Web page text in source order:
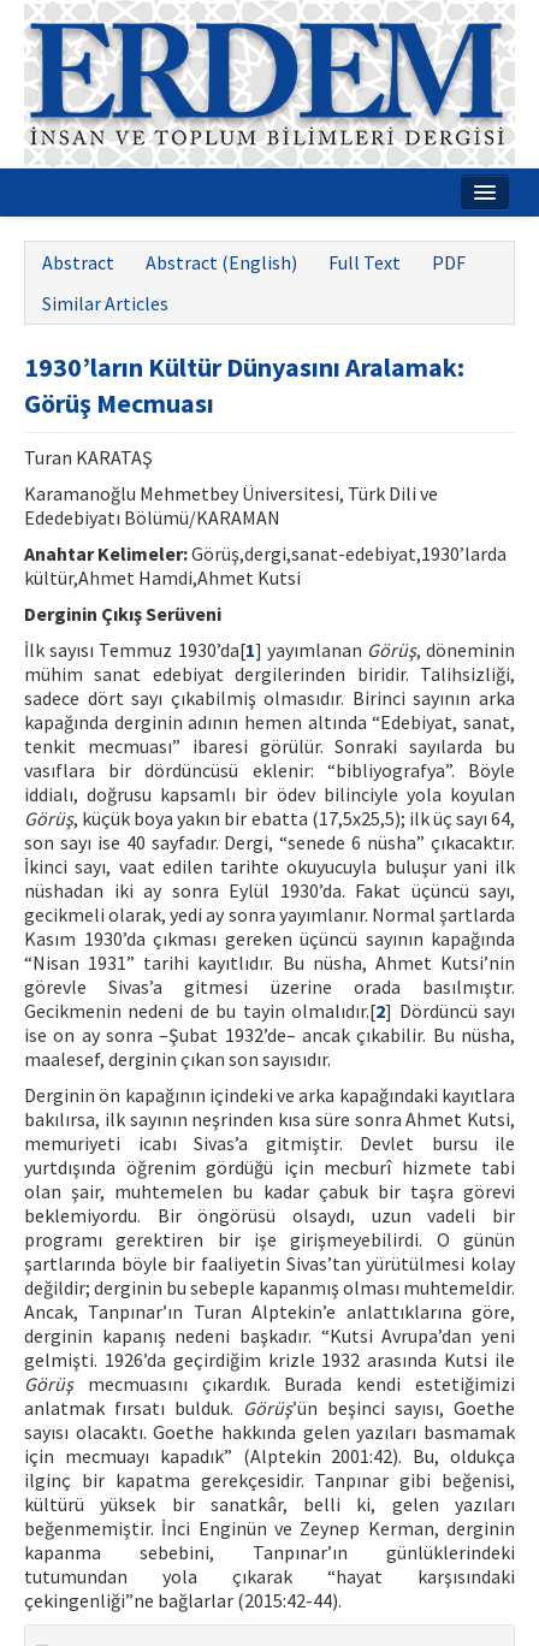
Journal Boards
Guides
Publication Policies
Writing Rules
Contact Us
ISSN: 1010-867X · e-ISSN: 2667-8713
Abstract Abstract (English) Full Text
PDF
Similar Articles
1930’ların Kültür Dünyasını Aralamak:
Görüş Mecmuası
Turan KARATAŞ
Karamanoğlu Mehmetbey Üniversitesi, Türk Dili ve
Ededebiyatı Bölümü/KARAMAN
Anahtar Kelimeler:Görüş,dergi,sanat-edebiyat,1930’larda
kültür,Ahmet Hamdi,Ahmet Kutsi
Derginin Çıkış Serüveni
İlk sayısı Temmuz 1930’da[1] yayımlanan Görüş, döneminin
mühim sanat edebiyat dergilerinden biridir. Talihsizliği,
sadece dört sayı çıkabilmiş olmasıdır. Birinci sayının arka
kapağında derginin adının hemen altında “Edebiyat, sanat,
tenkit mecmuası” ibaresi görülür. Sonraki sayılarda bu
vasıflara bir dördüncüsü eklenir: “bibliyografya”. Böyle
iddialı, doğrusu kapsamlı bir ödev bilinciyle yola koyulan
Görüş, küçük boya yakın bir ebatta (17,5x25,5); ilk üç sayı 64,
son sayı ise 40 sayfadır. Dergi, “senede 6 nüsha” çıkacaktır.
İkinci sayı, vaat edilen tarihte okuyucuyla buluşur yani ilk
nüshadan iki ay sonra Eylül 1930’da. Fakat üçüncü sayı,
gecikmeli olarak, yedi ay sonra yayımlanır. Normal şartlarda
Kasım 1930’da çıkması gereken üçüncü sayının kapağında
“Nisan 1931” tarihi kayıtlıdır. Bu nüsha, Ahmet Kutsi’nin
görevle Sivas’a gitmesi üzerine orada basılmıştır.
Gecikmenin nedeni de bu tayin olmalıdır.[2] Dördüncü sayı
ise on ay sonra –Şubat 1932’de– ancak çıkabilir. Bu nüsha,
maalesef, derginin çıkan son sayısıdır.
Derginin ön kapağının içindeki ve arka kapağındaki kayıtlara
bakılırsa, ilk sayının neşrinden kısa süre sonra Ahmet Kutsi,
memuriyeti icabı Sivas’a gitmiştir. Devlet bursu ile
yurtdışında öğrenim gördüğü için mecburî hizmete tabi
olan şair, muhtemelen bu kadar çabuk bir taşra görevi
beklemiyordu. Bir öngörüsü olsaydı, uzun vadeli bir
programı gerektiren bir işe girişmeyebilirdi. O günün
şartlarında böyle bir faaliyetin Sivas’tan yürütülmesi kolay
değildir; derginin bu sebeple kapanmış olması muhtemeldir.
Ancak, Tanpınar’ın Turan Alptekin’e anlattıklarına göre,
derginin kapanış nedeni başkadır. “Kutsi Avrupa’dan yeni
gelmişti. 1926’da geçirdiğim krizle 1932 arasında Kutsi ile
Görüşmecmuasını çıkardık. Burada kendi estetiğimizi
anlatmak fırsatı bulduk. Görüş’ün beşinci sayısı, Goethe
sayısı olacaktı. Goethe hakkında gelen yazıları basmamak
için mecmuayı kapadık” (Alptekin 2001:42). Bu, oldukça
ilginç bir kapatma gerekçesidir. Tanpınar gibi beğenisi,
kültürü yüksek bir sanatkâr, belli ki, gelen yazıları
beğenmemiştir. İnci Enginün ve Zeynep Kerman, derginin
kapanma sebebini, Tanpınar’ın günlüklerindeki
tutumundan yola çıkarak “hayat karşısındaki
çekingenliği”ne bağlarlar (2015:42-44).